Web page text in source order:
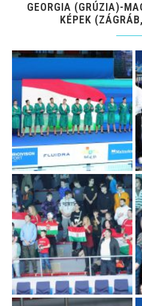
GEORGIA (GRÚZIA)-
KÉPEK